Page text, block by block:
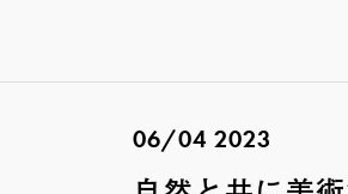
06/04 2023